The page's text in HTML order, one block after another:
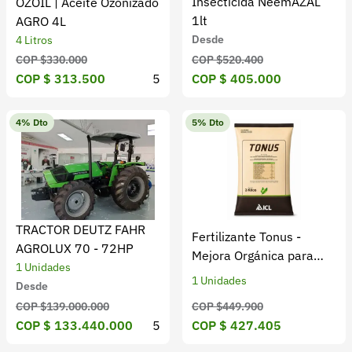
AGRO 4L
4 Litros
COP $330.000
COP $ 313.500 5
1lt
Desde
COP $520.400
COP $ 405.000
4% Dto
TRACTOR DEUTZ FAHR
AGROLUX 70 - 72HP
1 Unidades
Desde
COP $139.000.000
COP $ 133.440.000 5
5% Dto
Fertilizante Tonus -
Mejora Orgánica para
Suelos Edáficos
1 Unidades
COP $449.900
COP $ 427.405